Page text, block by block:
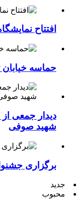
افتتاح
حماسه
دیدار جمعی از
شهید صوفی
برگزاری
جدید
محبوب